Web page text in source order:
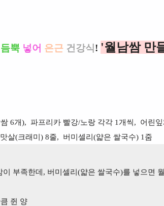
듬뿍 넣어 은근 건강식! '월남쌈 만
6개), 파프리카 빨강/노랑 각각 1개씩, 어린
맛살(크래미) 8줄, 버미셀리(얇은 쌀국수) 1줌
부족한데, 버미셀리(얇은 쌀국수)를 넣으면
쥔 양